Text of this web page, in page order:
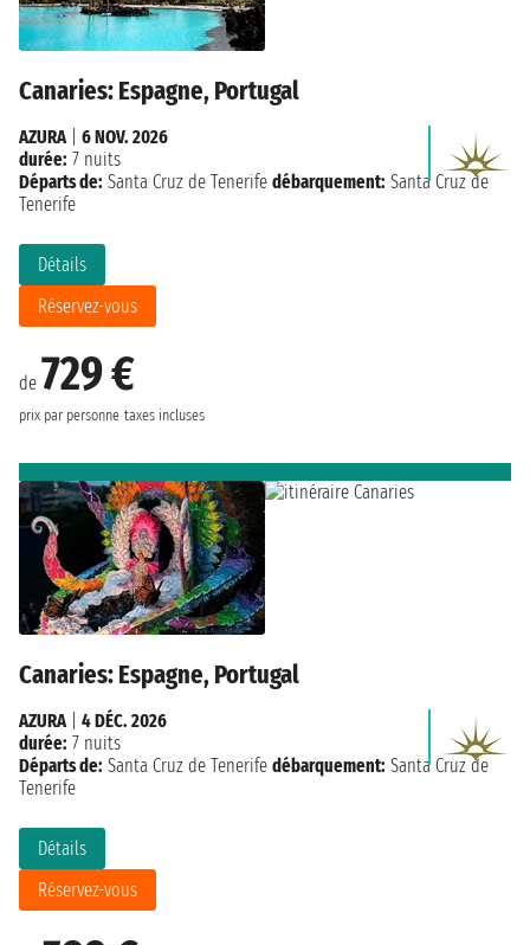
Canaries: Espagne, Portugal
de 729 €
prix par personne taxes incluses
Détails
Réservez-vous
AZURA| 6 NOV. 2026
durée: 7 nuits
Départs de: Santa Cruz de Tenerife débarquement: Santa Cruz de
Tenerife
Canaries: Espagne, Portugal
Détails
Réservez-vous
AZURA
4 DÉC. 2026
durée: 7 nuits
Départs de: Santa Cruz de Tenerife débarquement: Santa Cruz de
Tenerife